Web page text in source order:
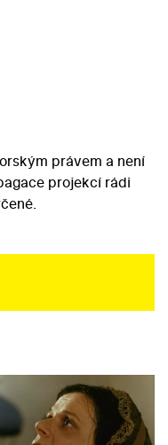
právem a není
projekcí rádi